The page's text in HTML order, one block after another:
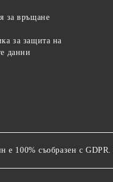
за връщане
за защита на
данни
е 100% съобразен с GDPR.